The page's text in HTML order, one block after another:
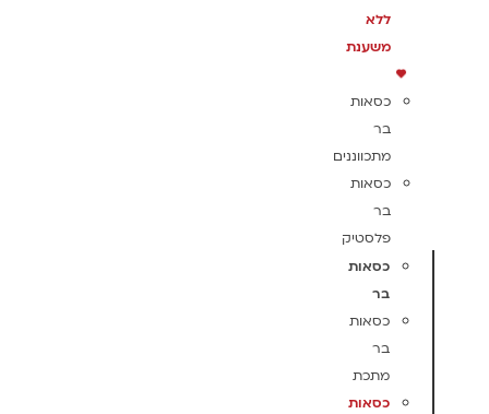
ללא
משענת
כסאות
בר
מתכווננים
כסאות
בר
פלסטיק
כסאות
בר
כסאות
בר
מתכת
כסאות